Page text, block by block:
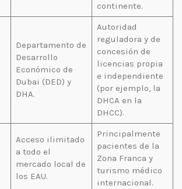
continente.
Departamento de
Desarrollo
Económico de
Dubai (DED) y
DHA.
Autoridad
reguladora y de
concesión de
licencias propia
e independiente
(por ejemplo, la
DHCA en la
DHCC).
Acceso ilimitado
a todo el
mercado local de
los EAU.
Principalmente
pacientes de la
Zona Franca y
turismo médico
internacional.